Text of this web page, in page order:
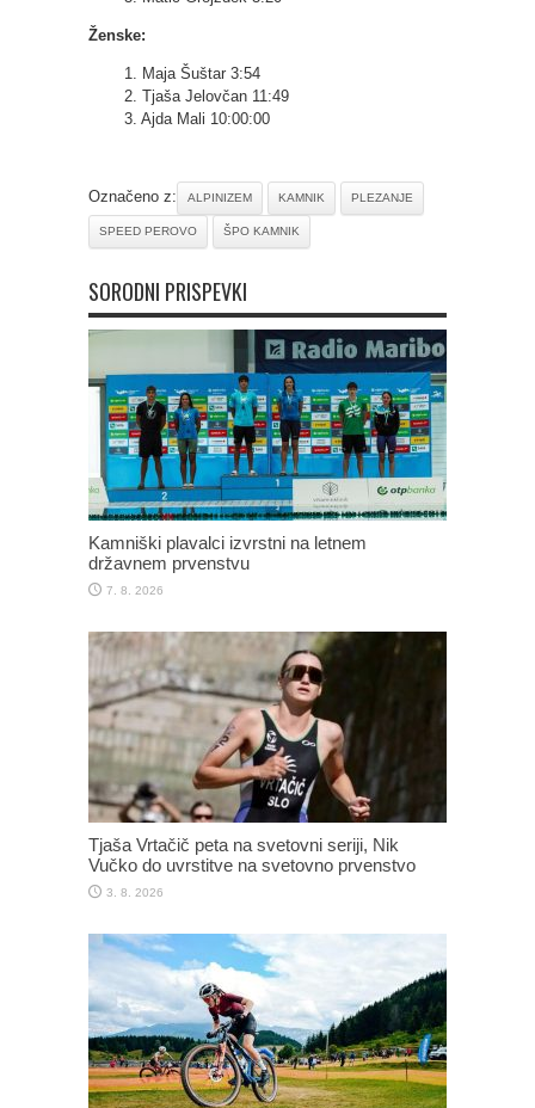
Ženske:
1. Maja Šuštar 3:54
2. Tjaša Jelovčan 11:49
3. Ajda Mali 10:00:00
Označeno z: ALPINIZEM KAMNIK PLEZANJE
SPEED PEROVO ŠPO KAMNIK
SORODNI PRISPEVKI
Kamniški plavalci izvrstni na letnem
državnem prvenstvu
7. 8. 2026
Tjaša Vrtačič peta na svetovni seriji, Nik
Vučko do uvrstitve na svetovno prvenstvo
3. 8. 2026